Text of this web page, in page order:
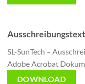
SL-SunTech –
Adobe Acrobat
DOWNLOAD